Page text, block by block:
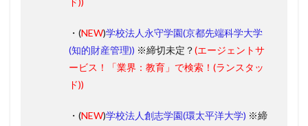
・(NEW)学校法人永守学園(京都先端科学大学
(知的財産管理)) ※締切未定？(エージェントサ
ービス！
「業界：教育」 で検索！(ランスタッ
ド))
・(NEW)学校法人創志学園(環太平洋大学) ※締